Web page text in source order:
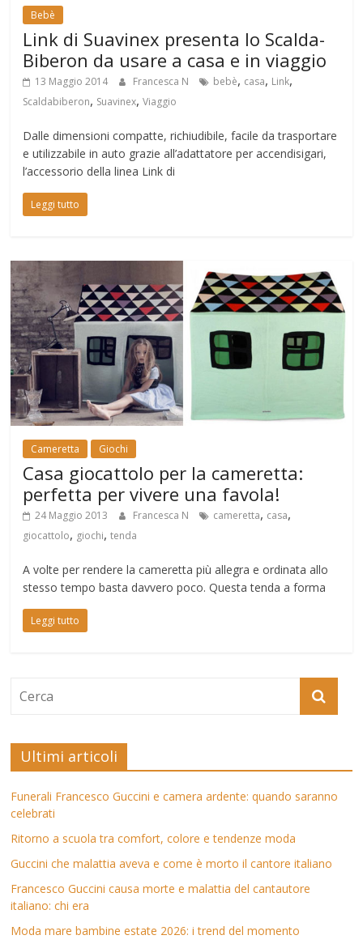
Bebè
Link di Suavinex presenta lo Scalda-
Biberon da usare a casa e in viaggio
13 Maggio 2014 Francesca N bebè, casa, Link,
Scaldabiberon, Suavinex,Viaggio
Dalle dimensioni compatte, richiudibile, facile da trasportare
e utilizzabile in auto grazie all’adattatore per accendisigari,
l’accessorio della linea Link di
Leggi tutto
Cameretta Giochi
Casa giocattolo per la cameretta:
perfetta per vivere una favola!
24 Maggio 2013 Francesca N cameretta, casa,
giocattolo, giochi,tenda
A volte per rendere la cameretta più allegra e ordinata allo
stesso tempo basta davvero poco. Questa tenda a forma
Leggi tutto
Ultimi articoli
Funerali Francesco Guccini e camera ardente: quando saranno
celebrati
Ritorno a scuola tra comfort, colore e tendenze moda
Guccini che malattia aveva e come è morto il cantore italiano
Francesco Guccini causa morte e malattia del cantautore
italiano: chi era
Moda mare bambine estate 2026: i trend del momento